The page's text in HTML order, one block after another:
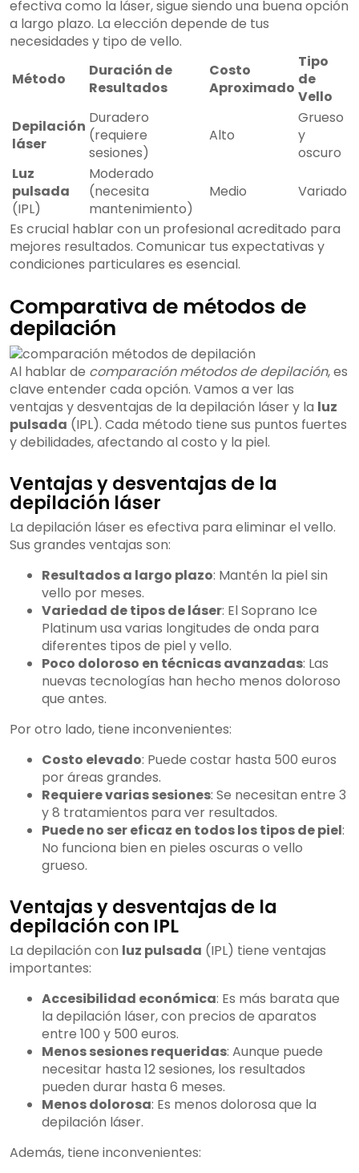
efectiva como la láser, sigue siendo una buena opción
a largo plazo. La elección depende de tus
necesidades y tipo de vello.
Método
Duración de
Resultados
Costo
Aproximado
Tipo
de
Vello
Depilación
láser
Duradero
(requiere
sesiones)
Alto
Grueso
y
oscuro
Luz
pulsada
(IPL)
Moderado
(necesita
mantenimiento)
Medio Variado
Es crucial hablar con un profesional acreditado para
mejores resultados. Comunicar tus expectativas y
condiciones particulares es esencial.
Comparativa de métodos de
depilación
Al hablar de comparación métodos de depilación, es
clave entender cada opción. Vamos a ver las
ventajas y desventajas de la depilación láser y la luz
pulsada (IPL). Cada método tiene sus puntos fuertes
y debilidades, afectando al costo y la piel.
Ventajas y desventajas de la
depilación láser
La depilación láser es efectiva para eliminar el vello.
Sus grandes ventajas son:
Resultados a largo plazo: Mantén la piel sin
vello por meses.
Variedad de tipos de láser: El Soprano Ice
Platinum usa varias longitudes de onda para
diferentes tipos de piel y vello.
Poco doloroso en técnicas avanzadas: Las
nuevas tecnologías han hecho menos doloroso
que antes.
Por otro lado, tiene inconvenientes:
Costo elevado: Puede costar hasta 500 euros
por áreas grandes.
Requiere varias sesiones: Se necesitan entre 3
y 8 tratamientos para ver resultados.
Puede no ser eficaz en todos los tipos de piel:
No funciona bien en pieles oscuras o vello
grueso.
Ventajas y desventajas de la
depilación con IPL
La depilación con luz pulsada (IPL) tiene ventajas
importantes:
Accesibilidad económica: Es más barata que
la depilación láser, con precios de aparatos
entre 100 y 500 euros.
Menos sesiones requeridas: Aunque puede
necesitar hasta 12 sesiones, los resultados
pueden durar hasta 6 meses.
Menos dolorosa: Es menos dolorosa que la
depilación láser.
Además, tiene inconvenientes: